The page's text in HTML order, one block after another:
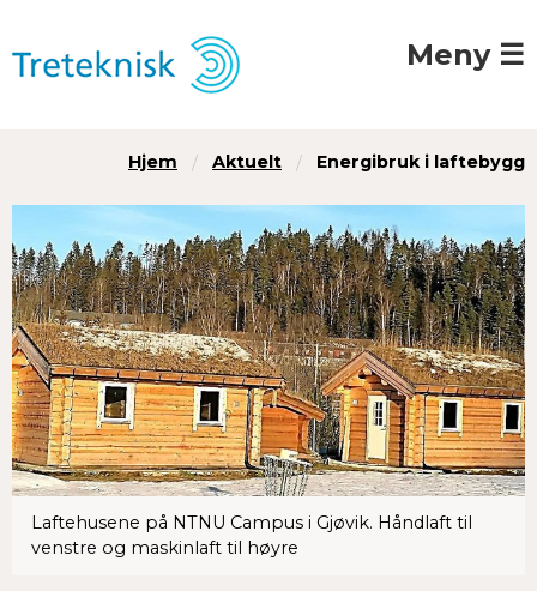
Meny ☰
Hjem Aktuelt Energibruk i laftebygg
Laftehusene på NTNU Campus i Gjøvik. Håndlaft til
venstre og maskinlaft til høyre